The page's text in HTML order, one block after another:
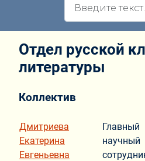
Отдел русской
литературы
Коллектив
Дмитриева
Екатерина
Евгеньевна
Главный
научный